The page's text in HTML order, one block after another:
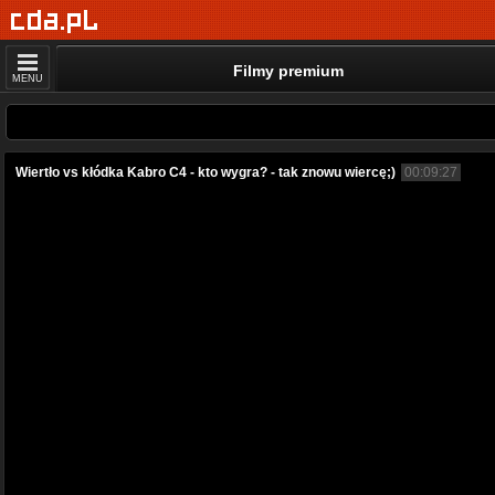
MENU Filmy premium
Wiertło vs kłódka Kabro C4 - kto wygra? - tak znowu wiercę;) 00:09:27